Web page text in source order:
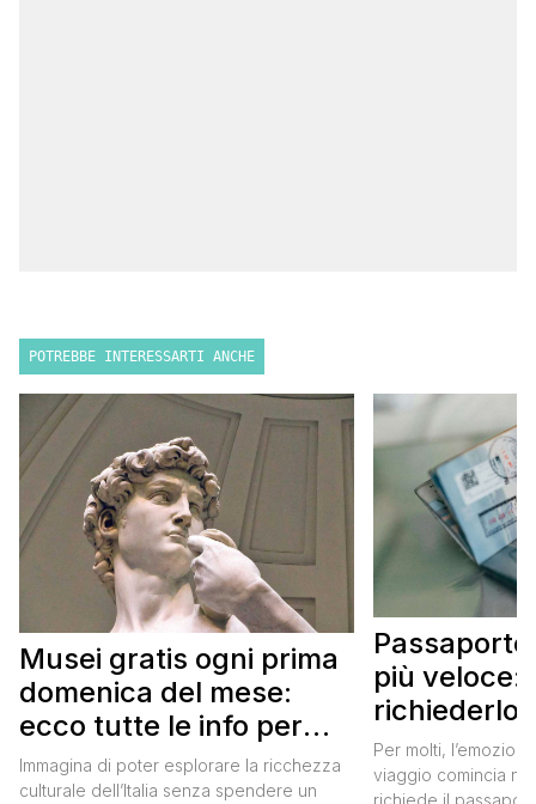
POTREBBE INTERESSARTI ANCHE
Musei gratis ogni prima
domenica del mese:
ecco tutte le info per
approfittarne
Immagina di poter esplorare la ricchezza
culturale dell’Italia senza spendere un
più veloce:
richiederlo
Per molti,
viaggio comincia
richiede il